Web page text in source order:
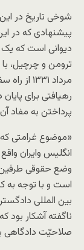
شوخی تاریخ در
پیشنهادی که در
دیوانی است که
مرداد
رهیافتی برای
پرداختن به مفاد
«موضوع غرامتی
انگلیس وایران
وضع حقوقی طرفین
است و با توجه به
بین المللی
ناگفته آشکار بود
صلاحیّت دادگاهی